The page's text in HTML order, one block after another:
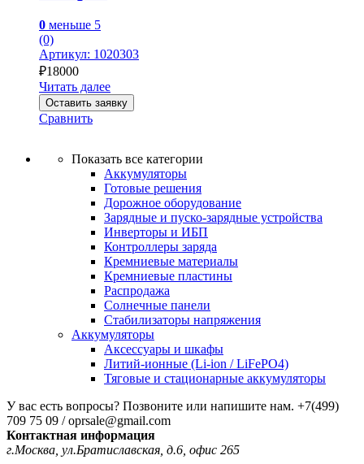
0 меньше 5
(0)
Артикул: 1020303
₽18000
Читать далее
Оставить заявку
Сравнить
Показать все категории
Аккумуляторы
Готовые решения
Дорожное оборудование
Зарядные и пуско-зарядные устройства
Инверторы и ИБП
Контроллеры заряда
Кремниевые материалы
Кремниевые пластины
Распродажа
Солнечные панели
Стабилизаторы напряжения
Аккумуляторы
Аксессуары и шкафы
Литий-ионные (Li-ion / LiFePO4)
Тяговые и стационарные аккумуляторы
У вас есть вопросы? Позвоните или напишите нам. +7(499)
709 75 09 / oprsale@gmail.com
Контактная информация
г.Москва, ул.Братиславская, д.6, офис 265